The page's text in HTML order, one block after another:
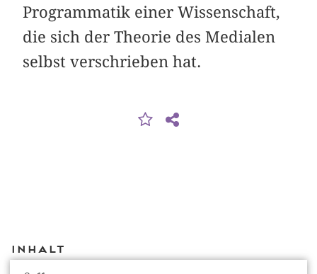
Programmatik einer Wissenschaft,
die sich der Theorie des Medialen
selbst verschrieben hat.
Inhalt